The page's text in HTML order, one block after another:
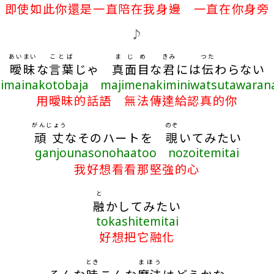
即使如此你還是一直陪在我身邊 一直在你身旁
♪
曖昧
あいまい
な言葉
ことば
じゃ 真面目
まじめ
な君
きみ
には伝
つた
わらない
用曖昧的話語 無法傳達給認真的你
頑丈
がんじょう
なそのハートを 覗
のぞ
いてみたい
ganjounasonohaatoo nozoitemitai
我好想看看那堅強的心
融
と
かしてみたい
tokashitemitai
好想把它融化
とき まほう